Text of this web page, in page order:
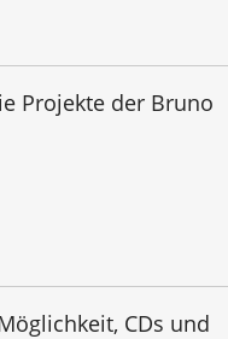
Projekte der Bruno
CDs und